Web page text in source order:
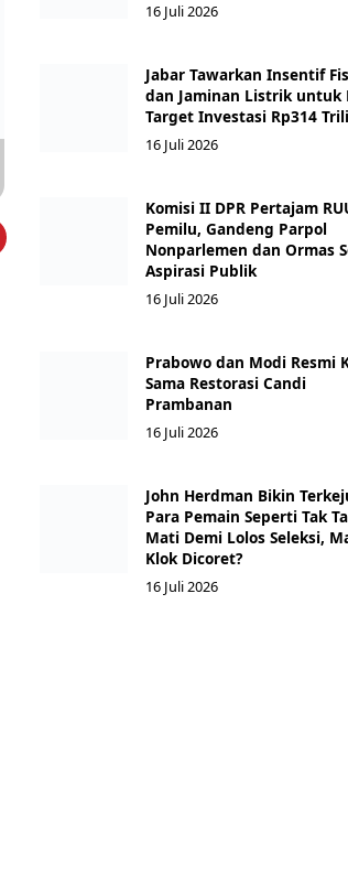
16 Juli 2026
Jabar Tawarkan Insentif
dan Jaminan Listrik untuk
Target Investasi Rp314
16 Juli 2026
Komisi II DPR Pertajam
Pemilu, Gandeng Parpol
Nonparlemen dan Ormas
Aspirasi Publik
16 Juli 2026
Prabowo dan Modi Resmi
Sama Restorasi Candi
Prambanan
16 Juli 2026
John Herdman Bikin
Para Pemain Seperti Tak
Mati Demi Lolos Seleksi,
Klok Dicoret?
16 Juli 2026